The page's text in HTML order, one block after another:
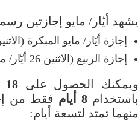
يشهد أيّار/ مايو إجازتين
إجازة أيّار/ مايو المبكرة (الاثنين 5 أيّار/
إجازة الربيع (الاثنين 26 أيّار/ مايو)
ويمكنك الحصول على 18 يوم إجازة
باستخدام8 أيام
فقط من
منهما تمتد لتسعة أيام: